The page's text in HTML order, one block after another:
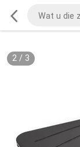
2/ 3